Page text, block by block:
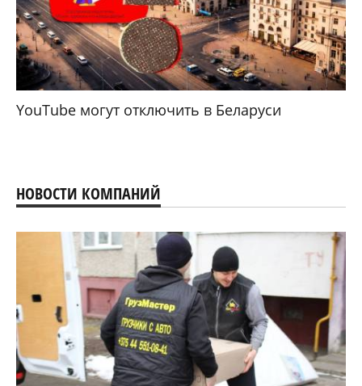
YouTube могут отключить в Беларуси
НОВОСТИ КОМПАНИЙ